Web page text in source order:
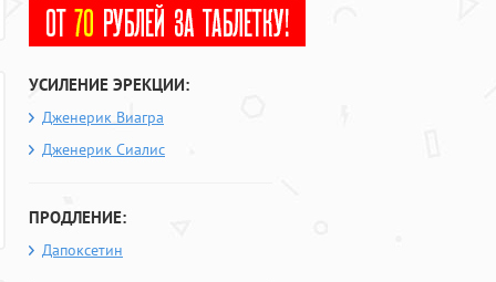
УСИЛЕНИЕ ЭРЕКЦИИ:
Дженерик Виагра
Дженерик Сиалис
ПРОДЛЕНИЕ:
Дапоксетин